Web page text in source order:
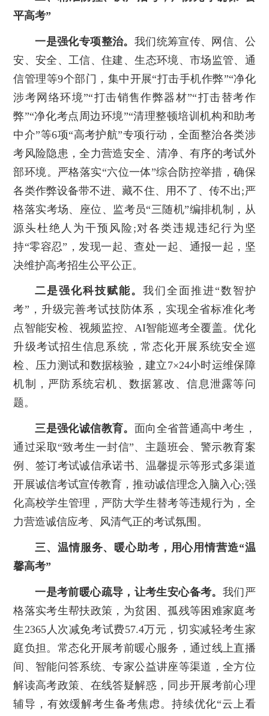
平高考”
一是强化专项整治。 我们统筹宣传、网信、公
安、安全、工信、住建、生态环境、市场监管、通
信管理等9个部门，集中开展“打击手机作弊”“净化
涉考网络环境”“打击销售作弊器材”“打击替考作
弊”“净化考点周边环境”“清理整顿培训机构和助考
中介”等6项“高考护航”专项行动，全面整治各类涉
考风险隐患，全力营造安全、清净、有序的考试外
部环境。严格落实“六位一体”综合防控举措，确保
各类作弊设备带不进、藏不住、用不了、传不出;严
格落实考场、座位、监考员“三随机”编排机制，从
源头杜绝人为干预风险;对各类违规违纪行为坚
持“零容忍”，发现一起、查处一起、通报一起，坚
决维护高考招生公平公正。
二是强化科技赋能。 我们全面推进“数智护
考”，升级完善考试技防体系，实现全省标准化考
点智能安检、视频监控、AI智能巡考全覆盖。优化
升级考试招生信息系统，常态化开展系统安全巡
检、压力测试和数据核验，建立7×24小时运维保障
机制，严防系统宕机、数据篡改、信息泄露等问
题。
三是强化诚信教育。 面向全省普通高中考生，
通过采取“致考生一封信”、主题班会、警示教育案
例、签订考试诚信承诺书、温馨提示等形式多渠道
开展诚信考试宣传教育，推动诚信理念入脑入心;强
化高校学生管理，严防大学生替考等违规行为，全
力营造诚信应考、风清气正的考试氛围。
三、温情服务、暖心助考，用心用情营造“温
馨高考”
一是考前暖心疏导，让考生安心备考。 我们严
格落实考生帮扶政策，为贫困、孤残等困难家庭考
生2365人次减免考试费57.4万元，切实减轻考生家
庭负担。常态化开展考前暖心服务，通过线上直播
间、智能问答系统、专家公益讲座等渠道，全方位
解读高考政策、在线答疑解惑，同步开展考前心理
辅导，有效缓解考生备考焦虑。持续优化“云上看